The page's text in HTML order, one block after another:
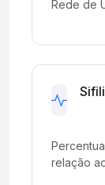
Rede de
relação